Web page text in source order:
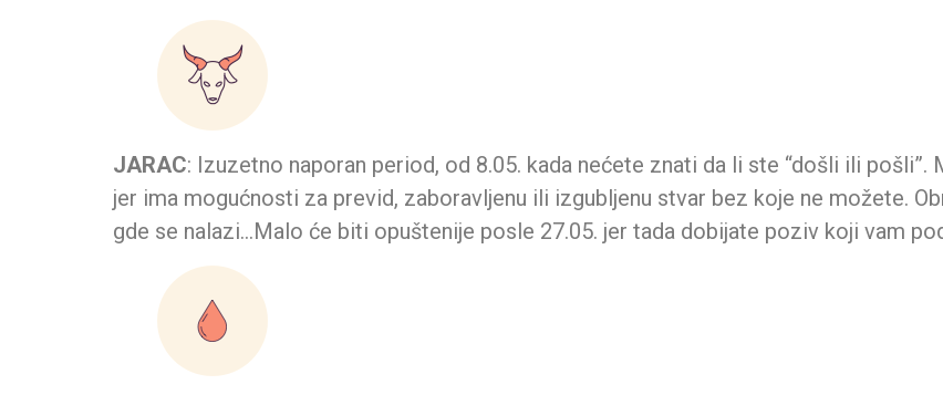
JARAC: Izuzetno naporan period, od 8.05. kada nećete znati da li ste “došli ili
jer ima mogućnosti za previd, zaboravljenu ili izgubljenu stvar bez koje ne možete.
gde se nalazi…Malo će biti opuštenije posle 27.05. jer tada dobijate poziv koji vam